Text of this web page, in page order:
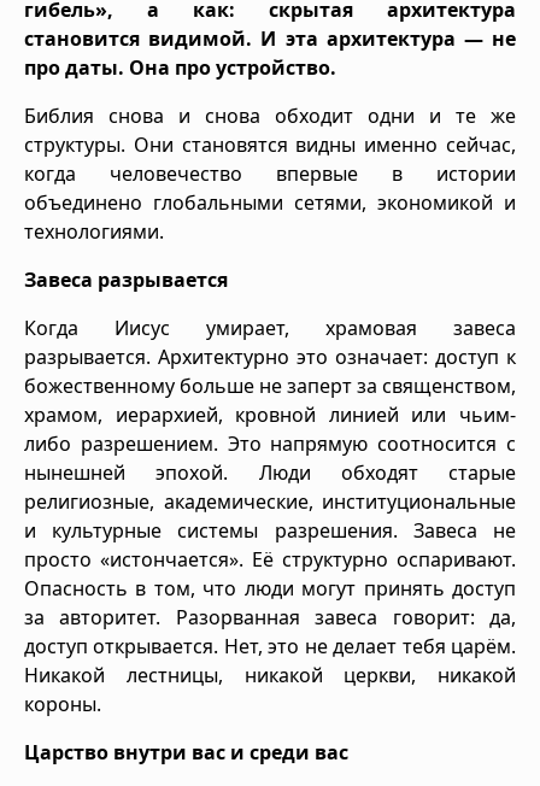
гибель», а как: скрытая архитектура
становится видимой. И эта архитектура — не
про даты. Она про устройство.
Библия снова и снова обходит одни и те же
структуры. Они становятся видны именно сейчас,
когда человечество впервые в истории
объединено глобальными сетями, экономикой и
технологиями.
Завеса разрывается
Когда Иисус умирает, храмовая завеса
разрывается. Архитектурно это означает: доступ к
божественному больше не заперт за священством,
храмом, иерархией, кровной линией или чьим-
либо разрешением. Это напрямую соотносится с
нынешней эпохой. Люди обходят старые
религиозные, академические, институциональные
и культурные системы разрешения. Завеса не
просто «истончается». Её структурно оспаривают.
Опасность в том, что люди могут принять доступ
за авторитет. Разорванная завеса говорит: да,
доступ открывается. Нет, это не делает тебя царём.
Никакой лестницы, никакой церкви, никакой
короны.
Царство внутри вас и среди вас